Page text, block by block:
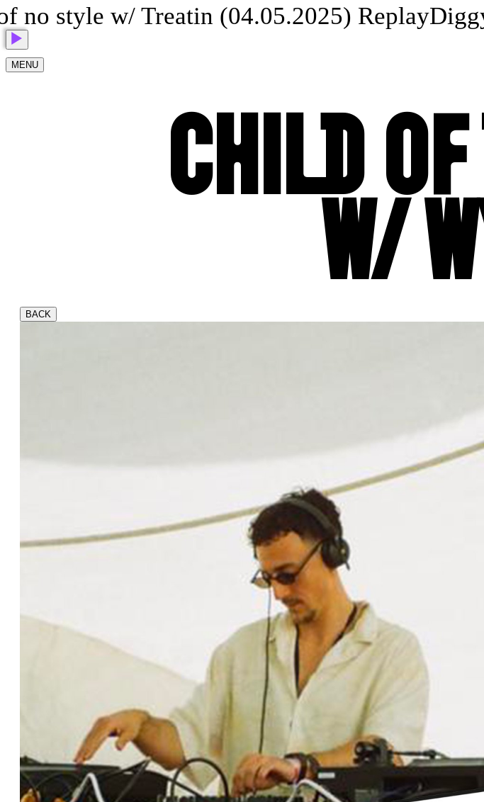
style w/ Treatin (04.05.2025) ReplayDiggy
MENU
CHILD
W/
BACK